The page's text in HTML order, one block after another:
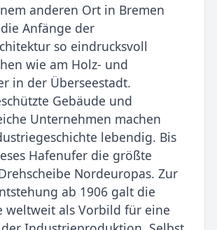
anderen Ort in Bremen
Anfänge der
so eindrucksvoll
wie am Holz- und
in der Überseestadt.
Gebäude und
Unternehmen machen
lebendig. Bis
Hafenufer die größte
Nordeuropas. Zur
ab 1906 galt die
weltweit als Vorbild für eine